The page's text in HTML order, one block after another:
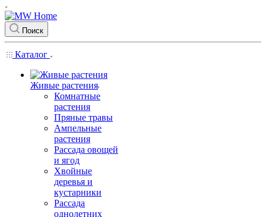
Поиск
Каталог
Живые растения
Комнатные
растения
Пряные травы
Ампельные
растения
Рассада овощей
и ягод
Хвойные
деревья и
кустарники
Рассада
однолетних